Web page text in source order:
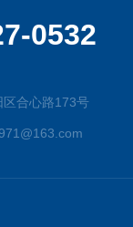
0532
区合心路173号